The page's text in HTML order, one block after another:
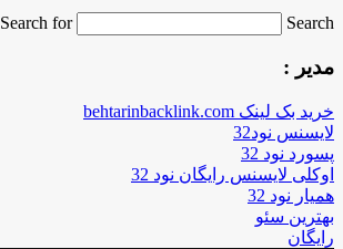
Search for
Search …
مدیر :
خرید بک لینک behtarinbacklink.com
لایسنس نود32
پسورد نود 32
اوکلی لایسنس رایگان نود 32
همیار نود 32
بهترین سئو
رایگان